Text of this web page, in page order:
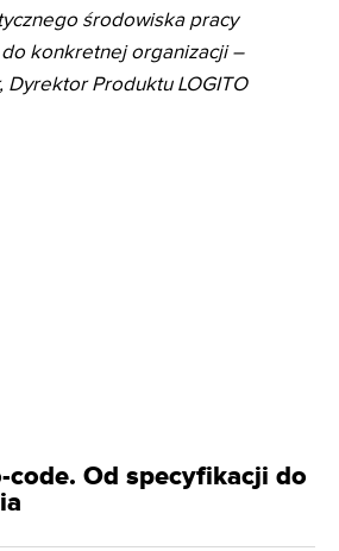
środowiska pracy
konkretnej organizacji –
Dyrektor Produktu LOGITO
code. Od specyfikacji do